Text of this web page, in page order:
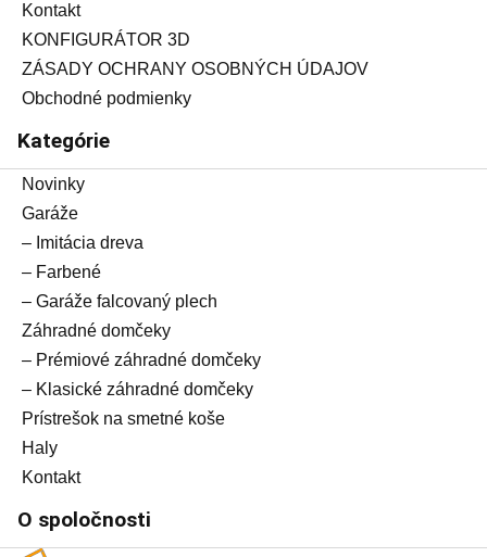
Kontakt
KONFIGURÁTOR 3D
ZÁSADY OCHRANY OSOBNÝCH ÚDAJOV
Obchodné podmienky
Kategórie
Novinky
Garáže
– Imitácia dreva
– Farbené
– Garáže falcovaný plech
Záhradné domčeky
– Prémiové záhradné domčeky
– Klasické záhradné domčeky
Prístrešok na smetné koše
Haly
Kontakt
O spoločnosti